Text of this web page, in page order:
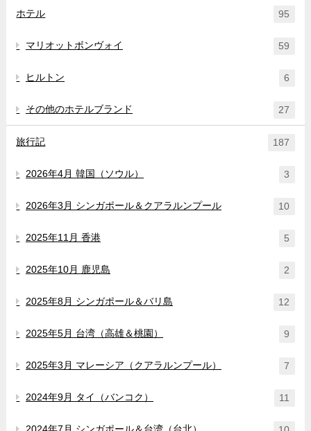
ホテル 95
マリオットボンヴォイ 59
ヒルトン 6
その他のホテルブランド 27
旅行記 187
2026年4月 韓国（ソウル） 3
2026年3月 シンガポール＆クアラルンプール 10
2025年11月 香港 5
2025年10月 鹿児島 2
2025年8月 シンガポール＆バリ島 12
2025年5月 台湾（高雄＆桃園） 9
2025年3月 マレーシア（クアラルンプール） 7
2024年9月 タイ（バンコク） 11